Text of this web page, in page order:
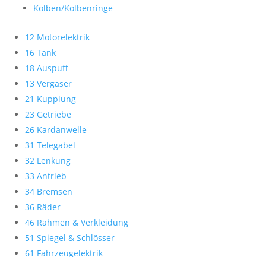
Kolben/Kolbenringe
12 Motorelektrik
16 Tank
18 Auspuff
13 Vergaser
21 Kupplung
23 Getriebe
26 Kardanwelle
31 Telegabel
32 Lenkung
33 Antrieb
34 Bremsen
36 Räder
46 Rahmen & Verkleidung
51 Spiegel & Schlösser
61 Fahrzeugelektrik